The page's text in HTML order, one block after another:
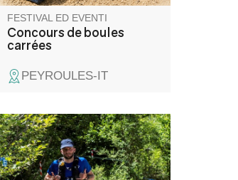
FESTIVAL ED EVENTI
Concours de boules
carrées
PEYROULES-IT
Percorso nel cuore delle Alpi
dell'Alta Provenza, vicino al
lago di Castillon e a 5 minuti da